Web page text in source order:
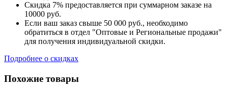
Скидка 7% предоставляется при суммарном заказе на
10000 руб.
Если ваш заказ свыше 50 000 руб., необходимо
обратиться в отдел "Оптовые и Региональные продажи"
для получения индивидуальной скидки.
Подробнее о скидках
Похожие товары